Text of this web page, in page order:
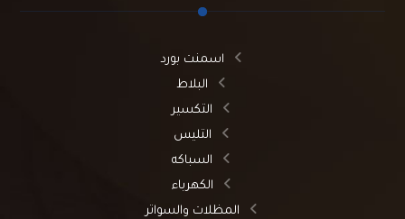
اسمنت بورد
البلاط
التكسير
التليس
السباكه
الكهرباء
المظلات والسواتر